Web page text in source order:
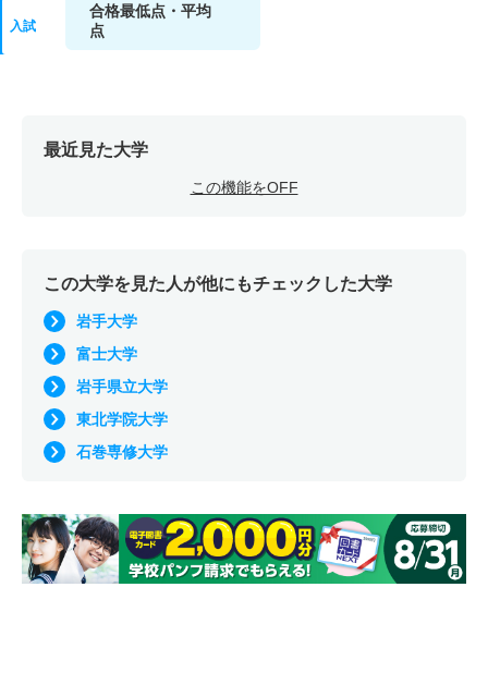
入試
合格最低点・平均
点
最近見た大学
この機能をOFF
この大学を見た人が他にもチェックした大学
岩手大学
富士大学
岩手県立大学
東北学院大学
石巻専修大学